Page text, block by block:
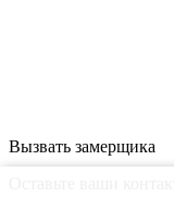
Вызвать замерщика